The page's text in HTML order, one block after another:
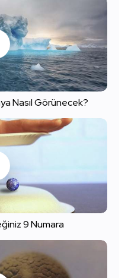
Nasıl Görünecek?
9 Numara